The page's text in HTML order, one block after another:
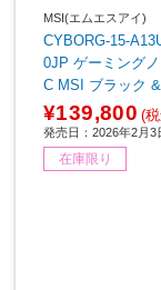
MSI(エムエスアイ)
CYBORG-15-
0JP ゲーミング
C MSI ブラック &
ルトン ［15.6型 /
s11 Home /intel
メモリ：16GB /
2GB /日本語版キ
¥139,800 (
発売日：2026年2月3
在庫限り